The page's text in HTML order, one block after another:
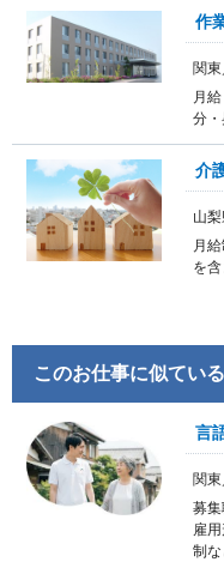
作
関
月
分
介
山
月
を
このお仕事に似てい
言
関
募
雇
制な